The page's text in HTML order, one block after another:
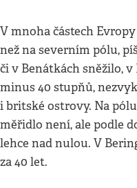
V mnoha částech
než na severním pólu,
či v Benátkách sněžilo,
minus 40 stupňů,
i britské ostrovy. Na
měřidlo není, ale podle
lehce nad nulou. V
za 40 let.